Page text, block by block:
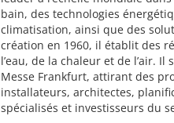
bain, des technologies
climatisation, ainsi que des
création en 1960, il établit des
l’eau, de la chaleur et de l’air.
Messe Frankfurt, attirant des
installateurs, architectes,
spécialisés et investisseurs du